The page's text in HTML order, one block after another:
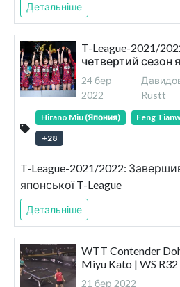
Детальніше
T-League-2021/
четвертий сезон
24 бер
2022
Rustt
Hirano Miu (Япония) Feng
+28
T-League-2021/2022:
японської T-League
Детальніше
WTT Contender
Miyu Kato | WS R32
21 бер 2022